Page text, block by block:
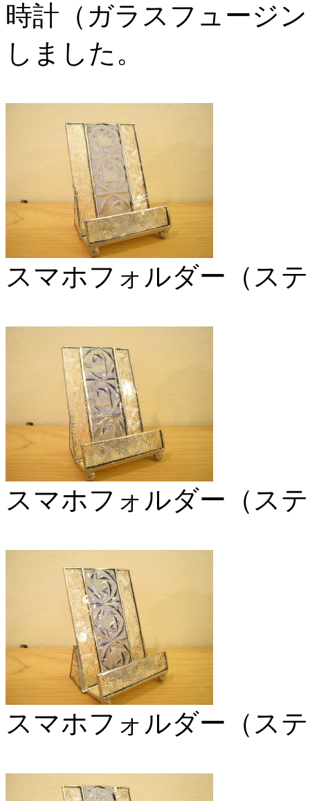
時計（ガラスフュージ
しました。
スマホフォルダー（ス
スマホフォルダー（ス
スマホフォルダー（ス